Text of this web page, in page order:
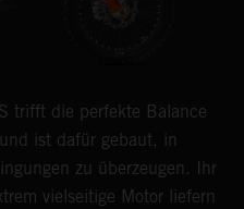
trifft die perfekte Balance
ist dafür gebaut, in
zu überzeugen. Ihr
vielseitige Motor liefern